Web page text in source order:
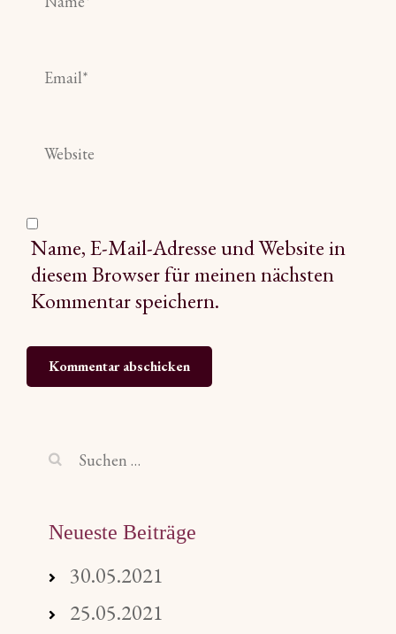
Name, E-Mail-Adresse und Website in
diesem Browser für meinen nächsten
Kommentar speichern.
Suchen
Neueste Beiträge
30.05.2021
25.05.2021